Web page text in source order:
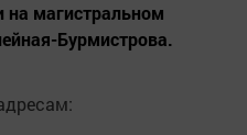
на магистральном
Бурмистрова.